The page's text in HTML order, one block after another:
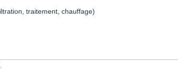
traitement, chauffage)